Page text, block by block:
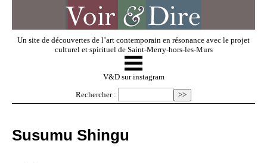
Un site de découvertes de l’art contemporain en résonance avec le projet
culturel et spirituel de Saint-Merry-hors-les-Murs
V & D
☰
V&D sur instagram
Rechercher :
Susumu Shingu